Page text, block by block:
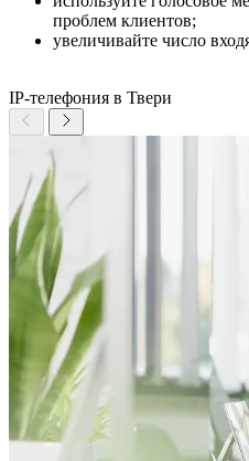
проблем клиентов;
увеличивайте число
IP-телефония в Твери